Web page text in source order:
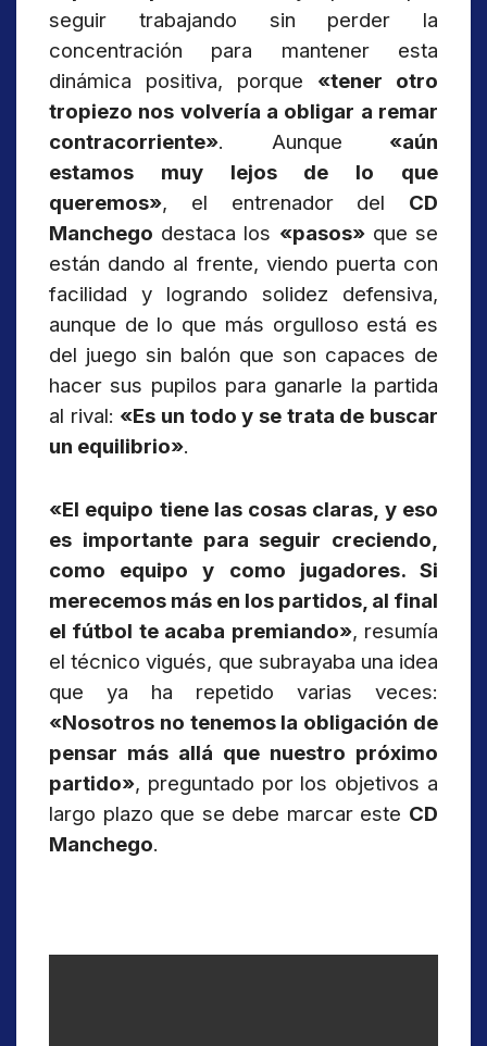
seguir trabajando sin perder la
concentración para mantener esta
dinámica positiva, porque «tener otro
tropiezo nos volvería a obligar a remar
contracorriente». Aunque «aún
estamos muy lejos de lo que
queremos», el entrenador del CD
Manchego destaca los «pasos»que se
están dando al frente, viendo puerta con
facilidad y logrando solidez defensiva,
aunque de lo que más orgulloso está es
del juego sin balón que son capaces de
hacer sus pupilos para ganarle la partida
al rival: «Es un todo y se trata de buscar
un equilibrio».
«El equipo tiene las cosas claras, y eso
es importante para seguir creciendo,
como equipo y como jugadores. Si
merecemos más en los partidos, al final
el fútbol te acaba premiando», resumía
el técnico vigués, que subrayaba una idea
que ya ha repetido varias veces:
«Nosotros no tenemos la obligación de
pensar más allá que nuestro próximo
partido», preguntado por los objetivos a
largo plazo que se debe marcar este CD
Manchego.